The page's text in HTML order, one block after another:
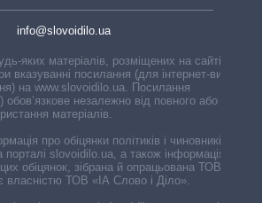
info@slovoidilo.ua
яких матеріалів, розміщених на сайті,
вказуванні посилання (для інтернет-видань
на www.slovoidilo.ua. Посилання
обов’язкове незалежно від повного або
матеріалів.
про обіцянки політиків і чиновників,
slovoidilo.ua, а також інформація про
обіцянок, зібрана й опрацьована ТОВ «ІА
власністю ТОВ «ІА Слово і Діло».